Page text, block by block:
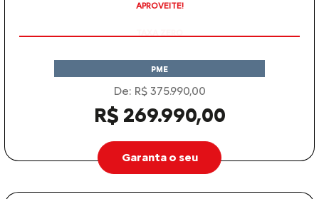
PME
De: R$ 375.990,00
R$ 269.990,00
Garanta o seu